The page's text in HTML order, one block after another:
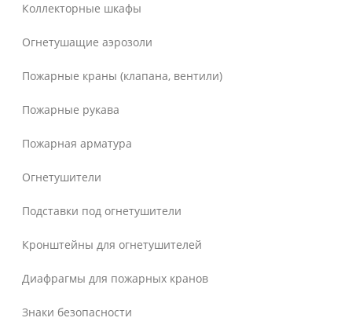
Коллекторные шкафы
Огнетушащие аэрозоли
Пожарные краны (клапана, вентили)
Пожарные рукава
Пожарная арматура
Огнетушители
Подставки под огнетушители
Кронштейны для огнетушителей
Диафрагмы для пожарных кранов
Знаки безопасности